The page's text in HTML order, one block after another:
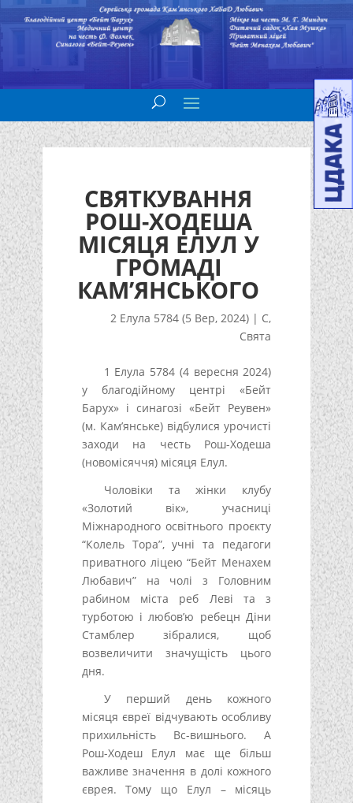
СВЯТКУВАННЯ
РОШ-ХОДЕША
МІСЯЦЯ ЕЛУЛ У
ГРОМАДІ
КАМ’ЯНСЬКОГО
2 Елула 5784 (5 Вер, 2024) | С,
Свята
1 Елула 5784 (4 вересня 2024)
у благодійному центрі «Бейт
Барух» і синагозі «Бейт Реувен»
(м. Кам’янське) відбулися урочисті
заходи на честь Рош-Ходеша
(новомісяччя) місяця Елул.
Чоловіки та жінки клубу
«Золотий вік», учасниці
Міжнародного освітнього проєкту
“Колель Тора”, учні та педагоги
приватного ліцею “Бейт Менахем
Любавич” на чолі з Головним
рабином міста реб Леві та з
турботою і любов’ю ребецн Діни
Стамблер зібралися, щоб
возвеличити значущість цього
дня.
У перший день кожного
місяця євреї відчувають особливу
прихильність Вс-вишнього. А
Рош-Ходеш Елул має ще більш
важливе значення в долі кожного
єврея. Тому що Елул – місяць